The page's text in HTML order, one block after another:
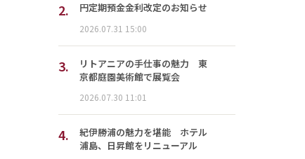
2. 円定期預金金利改定のお知らせ
2026.07.31 15:00
3.
リトアニアの手仕事の魅力 東
京都庭園美術館で展覧会
2026.07.30 11:01
4.
紀伊勝浦の魅力を堪能 ホテル
浦島、日昇館をリニューアル